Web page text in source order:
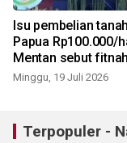
Isu pembelian
Papua Rp100.000/
Mentan sebut
kejam
Minggu, 19 Juli 2026
Terpopuler -